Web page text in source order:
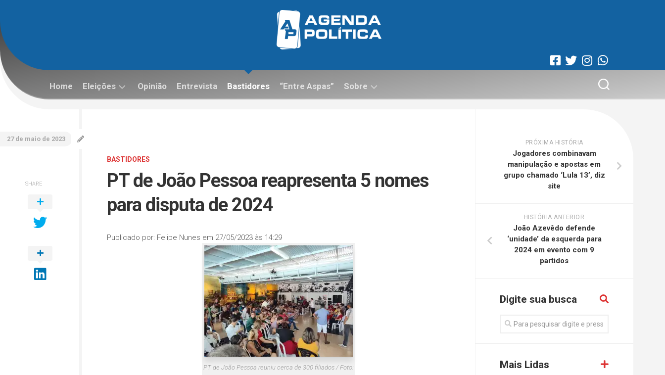
content
Home Eleições Opinião Entrevista Bastidores “Entre Aspas” Sobre
BASTIDORES
PT de João Pessoa reapresenta 5 nomes
para disputa de 2024
Publicado por: Felipe Nunes em 27/05/2023 às 14:29
27 de maio de 2023
PT de João Pessoa reuniu cerca de 300 filiados / Foto:
SHARE
PRÓXIMA HISTÓRIA
Jogadores combinavam
manipulação e apostas em
grupo chamado ‘Lula 13’, diz
site
HISTÓRIA ANTERIOR
João Azevêdo defende
‘unidade’ da esquerda para
2024 em evento com 9
partidos
Digite sua busca
Mais Lidas